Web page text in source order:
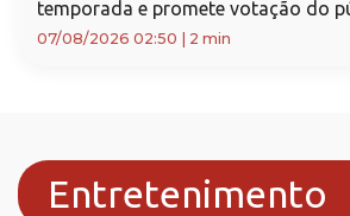
temporada e promete votação do
07/08/2026 02:50 2 min
Entretenimento